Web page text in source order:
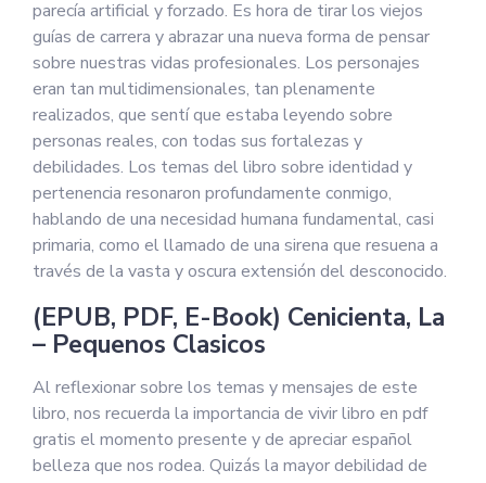
parecía artificial y forzado. Es hora de tirar los viejos
guías de carrera y abrazar una nueva forma de pensar
sobre nuestras vidas profesionales. Los personajes
eran tan multidimensionales, tan plenamente
realizados, que sentí que estaba leyendo sobre
personas reales, con todas sus fortalezas y
debilidades. Los temas del libro sobre identidad y
pertenencia resonaron profundamente conmigo,
hablando de una necesidad humana fundamental, casi
primaria, como el llamado de una sirena que resuena a
través de la vasta y oscura extensión del desconocido.
(EPUB, PDF, E-Book) Cenicienta, La
– Pequenos Clasicos
Al reflexionar sobre los temas y mensajes de este
libro, nos recuerda la importancia de vivir libro en pdf
gratis el momento presente y de apreciar español
belleza que nos rodea. Quizás la mayor debilidad de